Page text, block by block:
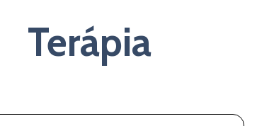
Terápia